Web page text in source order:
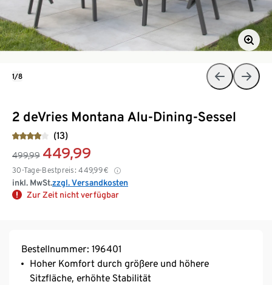
2 deVries Montana Alu-Dining-Sessel
(13)
499,99 449,99
30-Tage-Bestpreis: 449,99€
inkl. MwSt.zzgl. Versandkosten
Zur Zeit nicht verfügbar
1/8
Bestellnummer: 196401
Hoher Komfort durch größere und höhere
Sitzfläche, erhöhte Stabilität